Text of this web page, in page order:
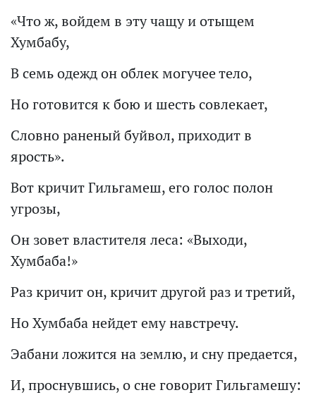
«Что ж, войдем в эту чащу и отыщем
Хумбабу,
В семь одежд он облек могучее тело,
Но готовится к бою и шесть совлекает,
Словно раненый буйвол, приходит в
ярость».
Вот кричит Гильгамеш, его голос полон
угрозы,
Он зовет властителя леса: «Выходи,
Хумбаба!»
Раз кричит он, кричит другой раз и третий,
Но Хумбаба нейдет ему навстречу.
Эабани ложится на землю, и сну предается,
И, проснувшись, о сне говорит Гильгамешу: